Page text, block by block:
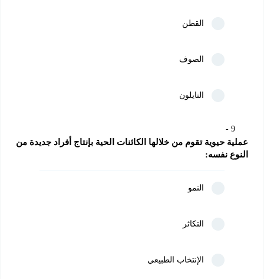
القطن
الصوف
النايلون
9
النوع نفسه:
النمو
التكاثر
الإنتخاب الطبيعي